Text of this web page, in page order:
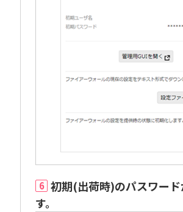
6 初期(出荷時)のパスワー
す。